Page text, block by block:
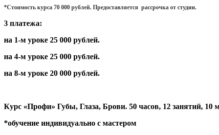
*Стоимость курса 70 000 рублей. Предоставляется рассрочка от студии.
3 платежа:
на 1-м уроке 25 000 рублей.
на 4-м уроке 25 000 рублей.
на 8-м уроке 20 000 рублей.
Курс «Профи» Губы, Глаза, Брови. 50 часов, 12 занятий, 10
*обучение индивидуально с мастером